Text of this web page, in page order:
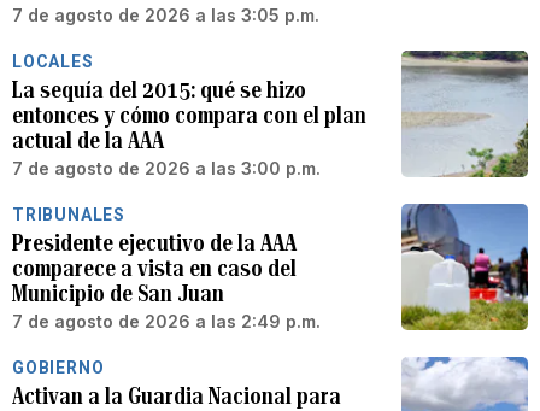
7 de agosto de 2026 a las 3:05 p.m.
LOCALES
La sequía del 2015: qué se hizo
entonces y cómo compara con el plan
actual de la AAA
7 de agosto de 2026 a las 3:00 p.m.
TRIBUNALES
Presidente ejecutivo de la AAA
comparece a vista en caso del
Municipio de San Juan
7 de agosto de 2026 a las 2:49 p.m.
GOBIERNO
Activan a la Guardia Nacional para